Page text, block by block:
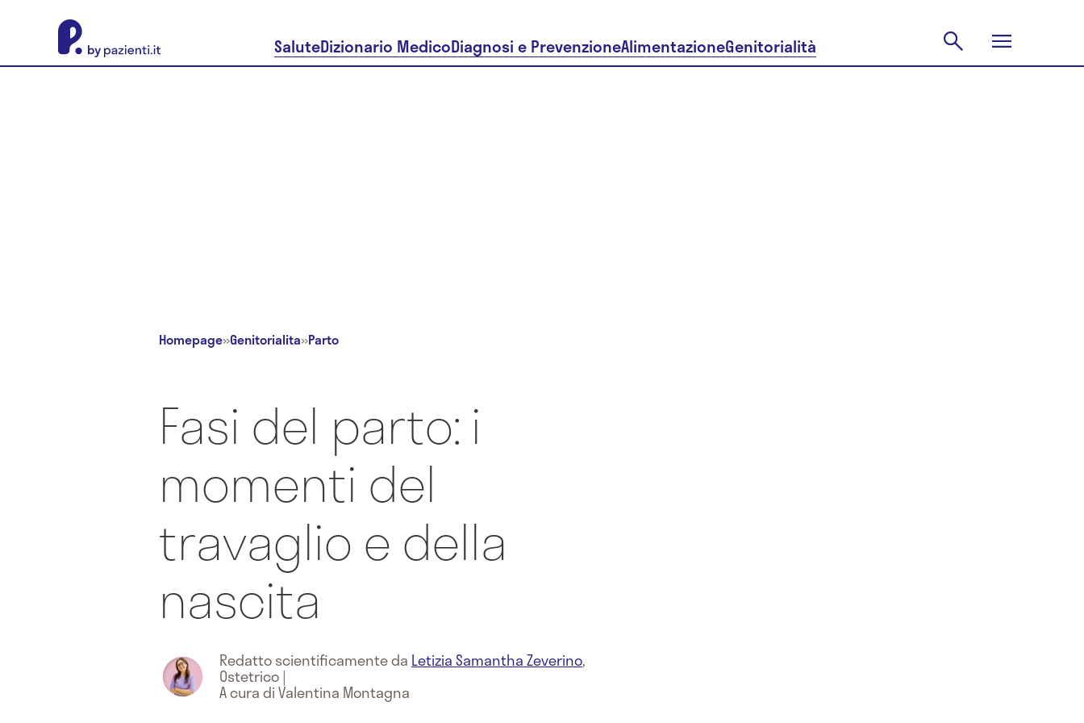
SaluteDizionario MedicoDiagnosi e PrevenzioneAlimentazioneGenitorialità
Homepage»Genitorialita»Parto
Fasi del parto: i
momenti del
travaglio e della
nascita
Redatto scientificamente da Letizia Samantha Zeverino,
Ostetrico|
A cura di Valentina Montagna